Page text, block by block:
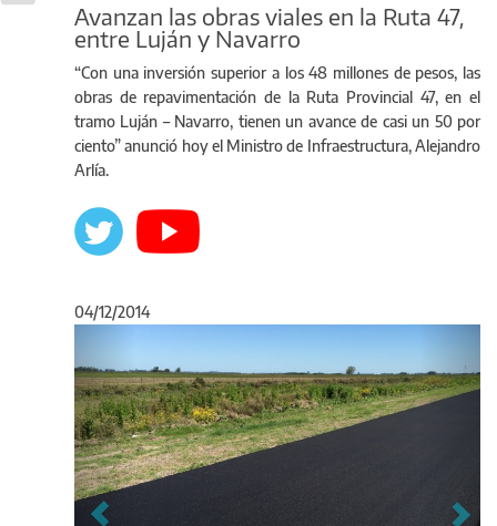
Avanzan las obras viales en la Ruta 47,
entre Luján y Navarro
“Con una inversión superior a los 48 millones de pesos, las
obras de repavimentación de la Ruta Provincial 47, en el
tramo Luján – Navarro, tienen un avance de casi un 50 por
ciento” anunció hoy el Ministro de Infraestructura, Alejandro
Arlía.
04/12/2014